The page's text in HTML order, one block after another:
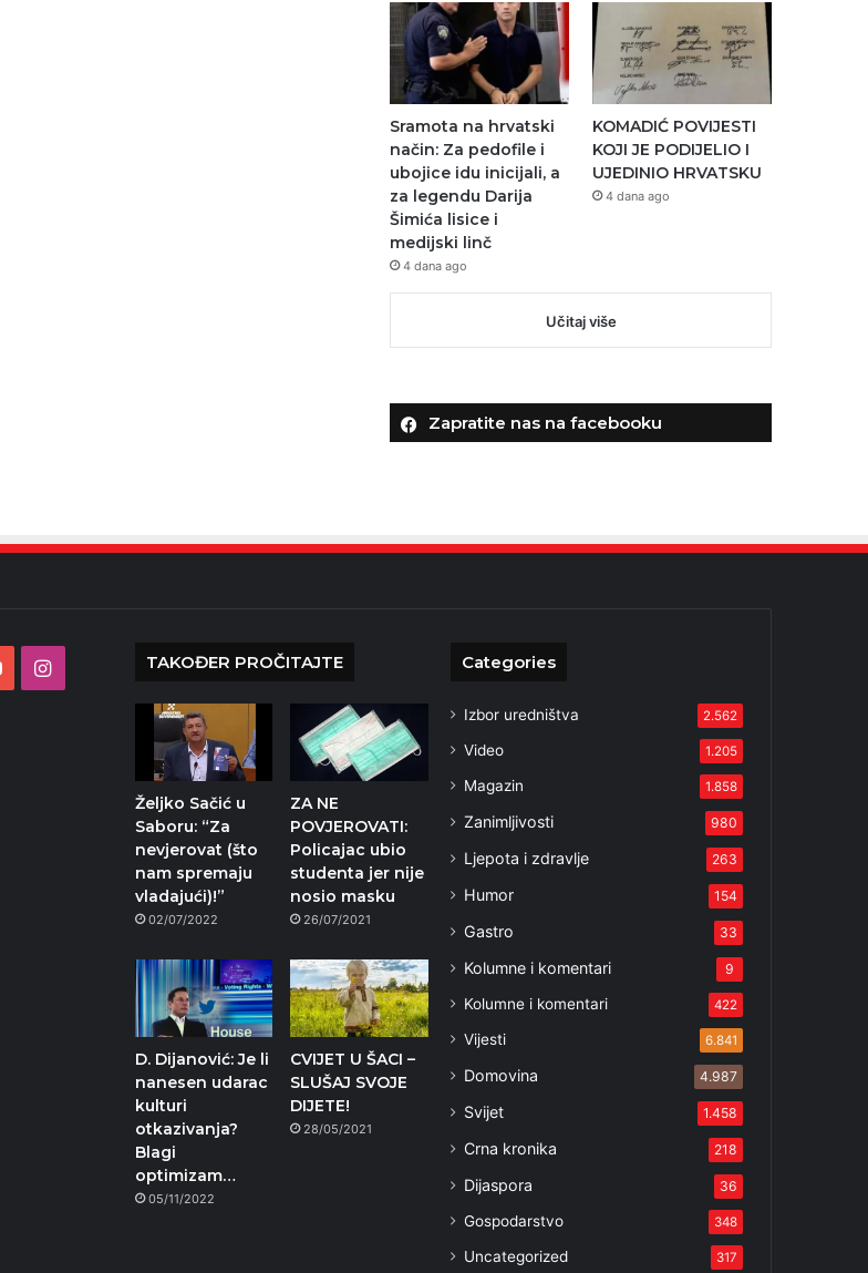
Sramota na hrvatski
način: Za pedofile i
ubojice idu inicijali, a
za legendu Darija
Šimića lisice i
medijski linč
4 dana ago
KOMADIĆ POVIJESTI
KOJI JE PODIJELIO I
UJEDINIO HRVATSKU
4 dana ago
Učitaj više
Zapratite nas na facebooku
YouTubeInstagram TAKOĐER PROČITAJTE
Željko Sačić u
Saboru: “Za
nevjerovat (što
nam spremaju
vladajući)!”
02/07/2022
ZA NE
POVJEROVATI:
Policajac ubio
studenta jer nije
nosio masku
26/07/2021
D. Dijanović: Je li
nanesen udarac
kulturi
otkazivanja?
Blagi
optimizam…
05/11/2022
CVIJET U ŠACI –
SLUŠAJ SVOJE
DIJETE!
28/05/2021
Categories
Izbor uredništva 2.562
Video 1.205
Magazin 1.858
Zanimljivosti 980
Ljepota i zdravlje 263
Humor 154
Gastro 33
Kolumne i komentari 9
Kolumne i komentari 422
Vijesti 6.841
Domovina 4.987
Svijet 1.458
Crna kronika 218
Dijaspora 36
Gospodarstvo 348
Uncategorized 317